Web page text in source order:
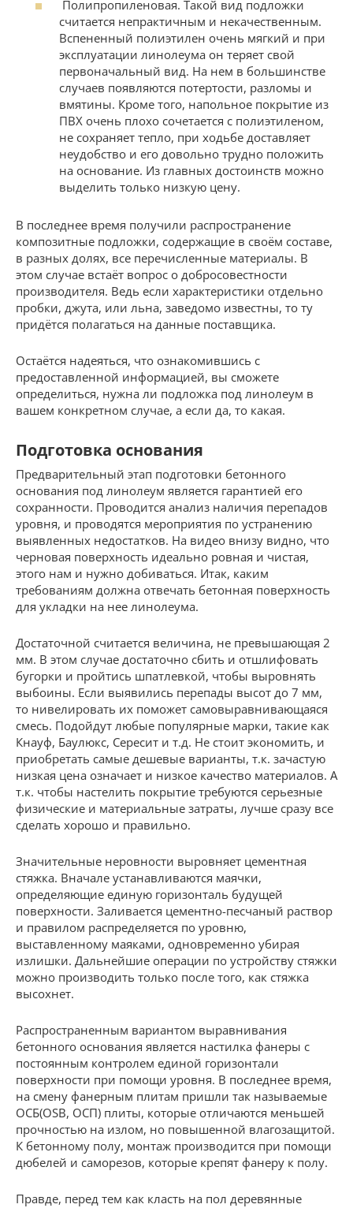
Полипропиленовая. Такой вид подложки
считается непрактичным и некачественным.
Вспененный полиэтилен очень мягкий и при
эксплуатации линолеума он теряет свой
первоначальный вид. На нем в большинстве
случаев появляются потертости, разломы и
вмятины. Кроме того, напольное покрытие из
ПВХ очень плохо сочетается с полиэтиленом,
не сохраняет тепло, при ходьбе доставляет
неудобство и его довольно трудно положить
на основание. Из главных достоинств можно
выделить только низкую цену.
В последнее время получили распространение
композитные подложки, содержащие в своём составе,
в разных долях, все перечисленные материалы. В
этом случае встаёт вопрос о добросовестности
производителя. Ведь если характеристики отдельно
пробки, джута, или льна, заведомо известны, то ту
придётся полагаться на данные поставщика.
Остаётся надеяться, что ознакомившись с
предоставленной информацией, вы сможете
определиться, нужна ли подложка под линолеум в
вашем конкретном случае, а если да, то какая.
Подготовка основания
Предварительный этап подготовки бетонного
основания под линолеум является гарантией его
сохранности. Проводится анализ наличия перепадов
уровня, и проводятся мероприятия по устранению
выявленных недостатков. На видео внизу видно, что
черновая поверхность идеально ровная и чистая,
этого нам и нужно добиваться. Итак, каким
требованиям должна отвечать бетонная поверхность
для укладки на нее линолеума.
Достаточной считается величина, не превышающая 2
мм. В этом случае достаточно сбить и отшлифовать
бугорки и пройтись шпатлевкой, чтобы выровнять
выбоины. Если выявились перепады высот до 7 мм,
то нивелировать их поможет самовыравнивающаяся
смесь. Подойдут любые популярные марки, такие как
Кнауф, Баулюкс, Сересит и т.д. Не стоит экономить, и
приобретать самые дешевые варианты, т.к. зачастую
низкая цена означает и низкое качество материалов. А
т.к. чтобы настелить покрытие требуются серьезные
физические и материальные затраты, лучше сразу все
сделать хорошо и правильно.
Значительные неровности выровняет цементная
стяжка. Вначале устанавливаются маячки,
определяющие единую горизонталь будущей
поверхности. Заливается цементно-песчаный раствор
и правилом распределяется по уровню,
выставленному маяками, одновременно убирая
излишки. Дальнейшие операции по устройству стяжки
можно производить только после того, как стяжка
высохнет.
Распространенным вариантом выравнивания
бетонного основания является настилка фанеры с
постоянным контролем единой горизонтали
поверхности при помощи уровня. В последнее время,
на смену фанерным плитам пришли так называемые
ОСБ(OSB, ОСП) плиты, которые отличаются меньшей
прочностью на излом, но повышенной влагозащитой.
К бетонному полу, монтаж производится при помощи
дюбелей и саморезов, которые крепят фанеру к полу.
Правде, перед тем как класть на пол деревянные